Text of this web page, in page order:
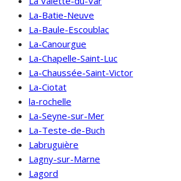
La-Batie-Neuve
La-Baule-Escoublac
La-Canourgue
La-Chapelle-Saint-Luc
La-Chaussée-Saint-Victor
La-Ciotat
la-rochelle
La-Seyne-sur-Mer
La-Teste-de-Buch
Labruguière
Lagny-sur-Marne
Lagord